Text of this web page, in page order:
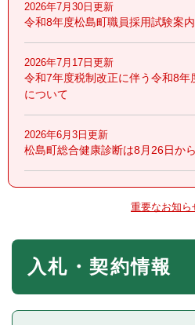
2026年7月30日更新
令和8年度松島町職員採用試験案内
2026年7月17日更新
令和7年度税制改正に伴う令和8年
について
2026年6月3日更新
松島町総合健康診断は8月26日か
重要なお知ら
本
入札・契約情報